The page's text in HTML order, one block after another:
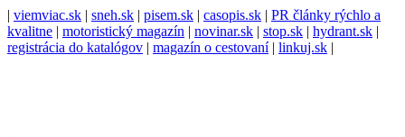
| viemviac.sk | sneh.sk | pisem.sk | casopis.sk | PR články rýchlo a
kvalitne | motoristický magazín | novinar.sk | stop.sk | hydrant.sk |
registrácia do katalógov | magazín o cestovaní| linkuj.sk |